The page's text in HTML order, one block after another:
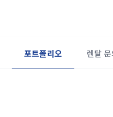
포트폴리오 렌탈 문